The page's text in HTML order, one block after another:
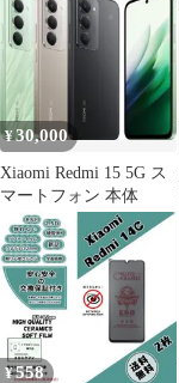
¥30,000
Xiaomi Redmi 15 5G ス
マートフォン 本体
¥558